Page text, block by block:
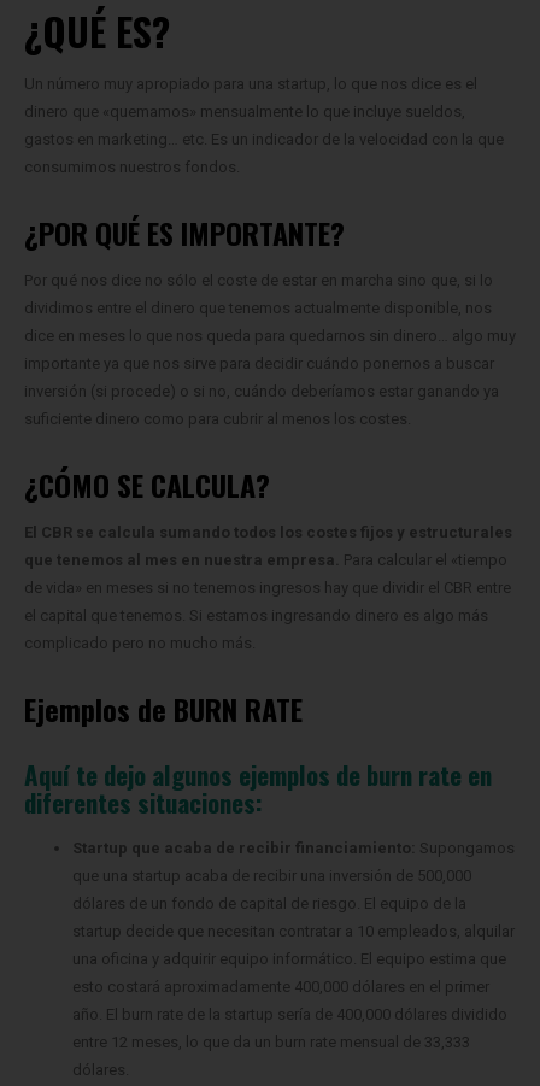
¿QUÉ ES?
Un número muy apropiado para una startup, lo que nos dice es el
dinero que «quemamos» mensualmente lo que incluye sueldos,
gastos en marketing… etc. Es un indicador de la velocidad con la que
consumimos nuestros fondos.
¿POR QUÉ ES IMPORTANTE?
Por qué nos dice no sólo el coste de estar en marcha sino que, si lo
dividimos entre el dinero que tenemos actualmente disponible, nos
dice en meses lo que nos queda para quedarnos sin dinero… algo muy
importante ya que nos sirve para decidir cuándo ponernos a buscar
inversión (si procede) o si no, cuándo deberíamos estar ganando ya
suficiente dinero como para cubrir al menos los costes.
¿CÓMO SE CALCULA?
El CBR se calcula sumando todos los costes fijos y estructurales
que tenemos al mes en nuestra empresa.
Para calcular el «tiempo
de vida» en meses si no tenemos ingresos hay que dividir el CBR entre
el capital que tenemos. Si estamos ingresando dinero es algo más
complicado pero no mucho más.
Ejemplos de BURN RATE
Aquí te dejo algunos ejemplos de burn rate en
diferentes situaciones:
Startup que acaba de recibir financiamiento: Supongamos
que una startup acaba de recibir una inversión de 500,000
dólares de un fondo de capital de riesgo. El equipo de la
startup decide que necesitan contratar a 10 empleados, alquilar
una oficina y adquirir equipo informático. El equipo estima que
esto costará aproximadamente 400,000 dólares en el primer
año. El burn rate de la startup sería de 400,000 dólares dividido
entre 12 meses, lo que da un burn rate mensual de 33,333
dólares.